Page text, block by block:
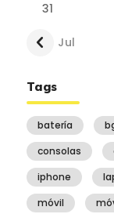
31
« Jul
Tags
batería
consolas
iphone
móvil